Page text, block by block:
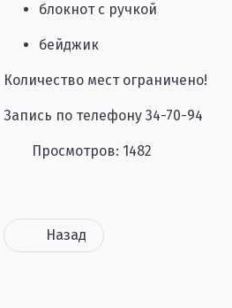
блокнот с ручкой
бейджик
Количество мест ограничено!
Запись по телефону 34-70-94
Просмотров: 1482
Назад